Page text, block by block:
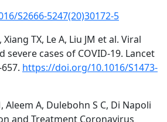
S2666-5247(20)30172-5
Xiang TX, Le A, Liu JM et al. Viral
severe cases of COVID-19. Lancet
https://doi.org/10.1016/S1473-
Aleem A, Dulebohn S C, Di Napoli
and Treatment Coronavirus